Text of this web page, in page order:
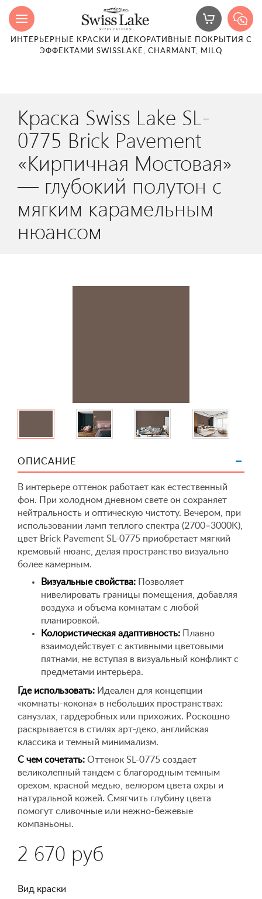
ИНТЕРЬЕРНЫЕ КРАСКИ И ДЕКОРАТИВНЫЕ ПОКРЫТИЯ С
ЭФФЕКТАМИ SWISSLAKE, CHARMANT, MILQ
Краска Swiss Lake SL-
0775 Brick Pavement
«Кирпичная Мостовая»
— глубокий полутон с
мягким карамельным
нюансом
ОПИСАНИЕ
В интерьере оттенок работает как естественный
фон. При холодном дневном свете он сохраняет
нейтральность и оптическую чистоту. Вечером, при
использовании ламп теплого спектра (2700–3000K),
цвет Brick Pavement SL-0775 приобретает мягкий
кремовый нюанс, делая пространство визуально
более камерным.
Визуальные свойства: Позволяет
нивелировать границы помещения, добавляя
воздуха и объема комнатам с любой
планировкой.
Колористическая адаптивность: Плавно
взаимодействует с активными цветовыми
пятнами, не вступая в визуальный конфликт с
предметами интерьера.
Где использовать: Идеален для концепции
«комнаты-кокона» в небольших пространствах:
санузлах, гардеробных или прихожих. Роскошно
раскрывается в стилях арт-деко, английская
классика и темный минимализм.
С чем сочетать: Оттенок SL-0775 создает
великолепный тандем с благородным темным
орехом, красной медью, велюром цвета охры и
натуральной кожей. Смягчить глубину цвета
помогут сливочные или нежно-бежевые
компаньоны.
2 670 руб
Вид краски